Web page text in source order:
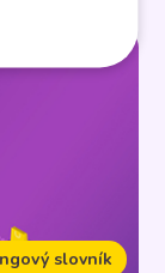
slovník